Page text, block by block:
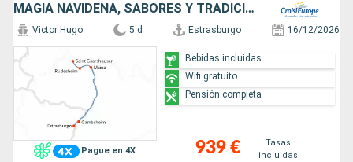
MAGIA NAVIDEÑA, SABORES Y TRADICIONES DE ADVIENTO EN UN CRUCERO POR EL RIN (FÓRMULA PUERTO/PUERTO)
Pague en 4X
Victor Hugo 5 d Estrasburgo 16/12/2026
939 €
Tasas
incluidas
Bebidas incluidas
Wifi gratuito
Pensión completa